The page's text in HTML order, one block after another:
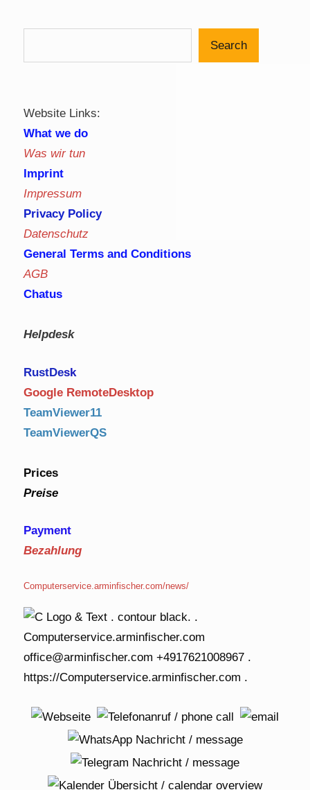
Search
Website Links:
What we do
Was wir tun
Imprint
Impressum
Privacy Policy
Datenschutz
General Terms and Conditions
AGB
Chatus
Helpdesk
RustDesk
Google RemoteDesktop
TeamViewer11
TeamViewerQS
Prices
Preise
Payment
Bezahlung
Computerservice.arminfischer.com/news/